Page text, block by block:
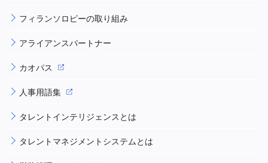
フィランソロピーの取り組み
アライアンスパートナー
カオパス
人事用語集
タレントインテリジェンスとは
タレントマネジメントシステムとは